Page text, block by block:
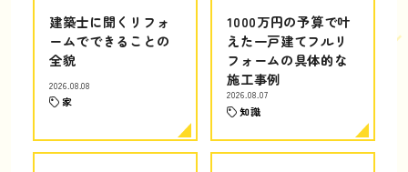
建築士に聞くリフォ
ームでできることの
全貌
2026.08.08
家
1000万円の予算で叶
えた一戸建てフルリ
フォームの具体的な
施工事例
2026.08.07
知識